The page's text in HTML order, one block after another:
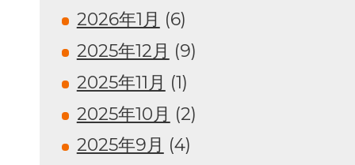
2026年1月 (6)
2025年12月 (9)
2025年11月 (1)
2025年10月 (2)
2025年9月 (4)